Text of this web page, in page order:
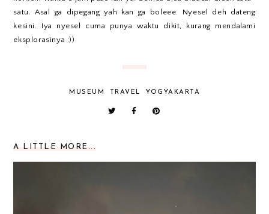
satu. Asal ga dipegang yah kan ga boleee. Nyesel deh dateng
kesini. Iya nyesel cuma punya waktu dikit, kurang mendalami
eksplorasinya :))
MUSEUM TRAVEL YOGYAKARTA
A LITTLE MORE...